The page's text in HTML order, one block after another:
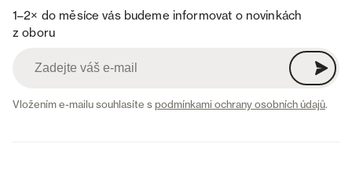
1–2× do měsíce vás budeme informovat o novinkách
z oboru
Vložením e-mailu souhlasíte spodmínkami ochrany osobních údajů.